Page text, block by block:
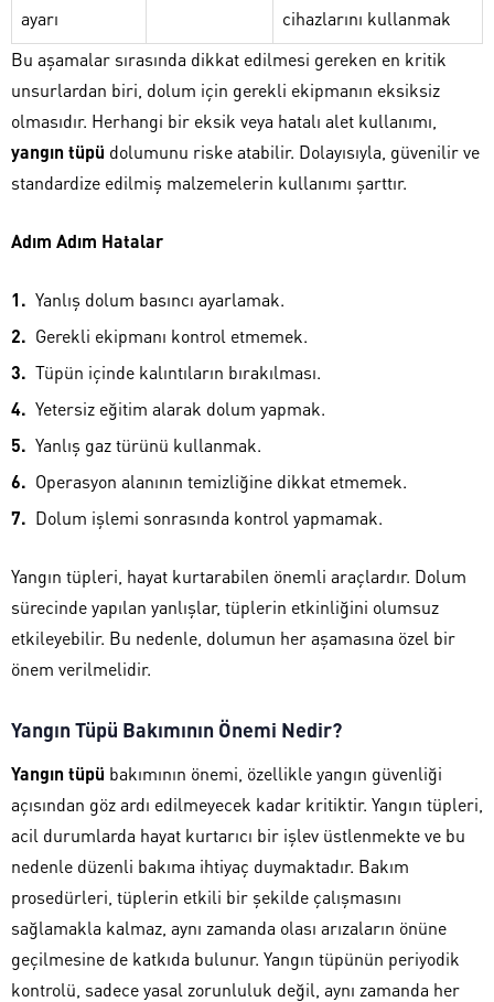
ayarı
cihazlarını kullanmak
Bu aşamalar sırasında dikkat edilmesi gereken en kritik
unsurlardan biri, dolum için gerekli ekipmanın eksiksiz
olmasıdır. Herhangi bir eksik veya hatalı alet kullanımı,
yangın tüpü dolumunu riske atabilir. Dolayısıyla, güvenilir ve
standardize edilmiş malzemelerin kullanımı şarttır.
Adım Adım Hatalar
Yanlış dolum basıncı ayarlamak.
Gerekli ekipmanı kontrol etmemek.
Tüpün içinde kalıntıların bırakılması.
Yetersiz eğitim alarak dolum yapmak.
Yanlış gaz türünü kullanmak.
Operasyon alanının temizliğine dikkat etmemek.
Dolum işlemi sonrasında kontrol yapmamak.
Yangın tüpleri, hayat kurtarabilen önemli araçlardır. Dolum
sürecinde yapılan yanlışlar, tüplerin etkinliğini olumsuz
etkileyebilir. Bu nedenle, dolumun her aşamasına özel bir
önem verilmelidir.
Yangın Tüpü Bakımının Önemi Nedir?
Yangın tüpü bakımının önemi, özellikle yangın güvenliği
açısından göz ardı edilmeyecek kadar kritiktir. Yangın tüpleri,
acil durumlarda hayat kurtarıcı bir işlev üstlenmekte ve bu
nedenle düzenli bakıma ihtiyaç duymaktadır. Bakım
prosedürleri, tüplerin etkili bir şekilde çalışmasını
sağlamakla kalmaz, aynı zamanda olası arızaların önüne
geçilmesine de katkıda bulunur. Yangın tüpünün periyodik
kontrolü, sadece yasal zorunluluk değil, aynı zamanda her